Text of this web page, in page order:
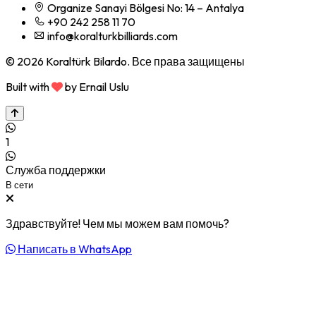
Organize Sanayi Bölgesi No: 14 – Antalya
+90 242 258 11 70
info@koralturkbilliards.com
© 2026 Koraltürk Bilardo. Все права защищены
Built with
by Ernail Uslu
1
Служба поддержки
В сети
Здравствуйте! Чем мы можем вам помочь?
Написать в WhatsApp